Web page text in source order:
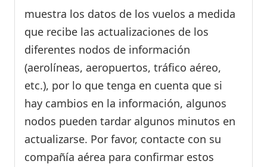
muestra los datos de los vuelos a medida
que recibe las actualizaciones de los
diferentes nodos de información
(aerolíneas, aeropuertos, tráfico aéreo,
etc.), por lo que tenga en cuenta que si
hay cambios en la información, algunos
nodos pueden tardar algunos minutos en
actualizarse. Por favor, contacte con su
compañía aérea para confirmar estos